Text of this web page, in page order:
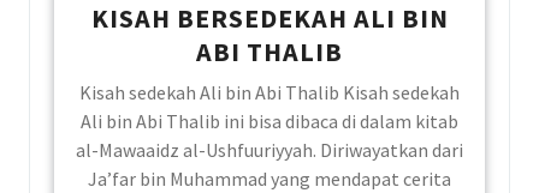
KISAH BERSEDEKAH ALI BIN
ABI THALIB
Kisah sedekah Ali bin Abi Thalib Kisah sedekah
Ali bin Abi Thalib ini bisa dibaca di dalam kitab
al-Mawaaidz al-Ushfuuriyyah. Diriwayatkan dari
Ja’far bin Muhammad yang mendapat cerita